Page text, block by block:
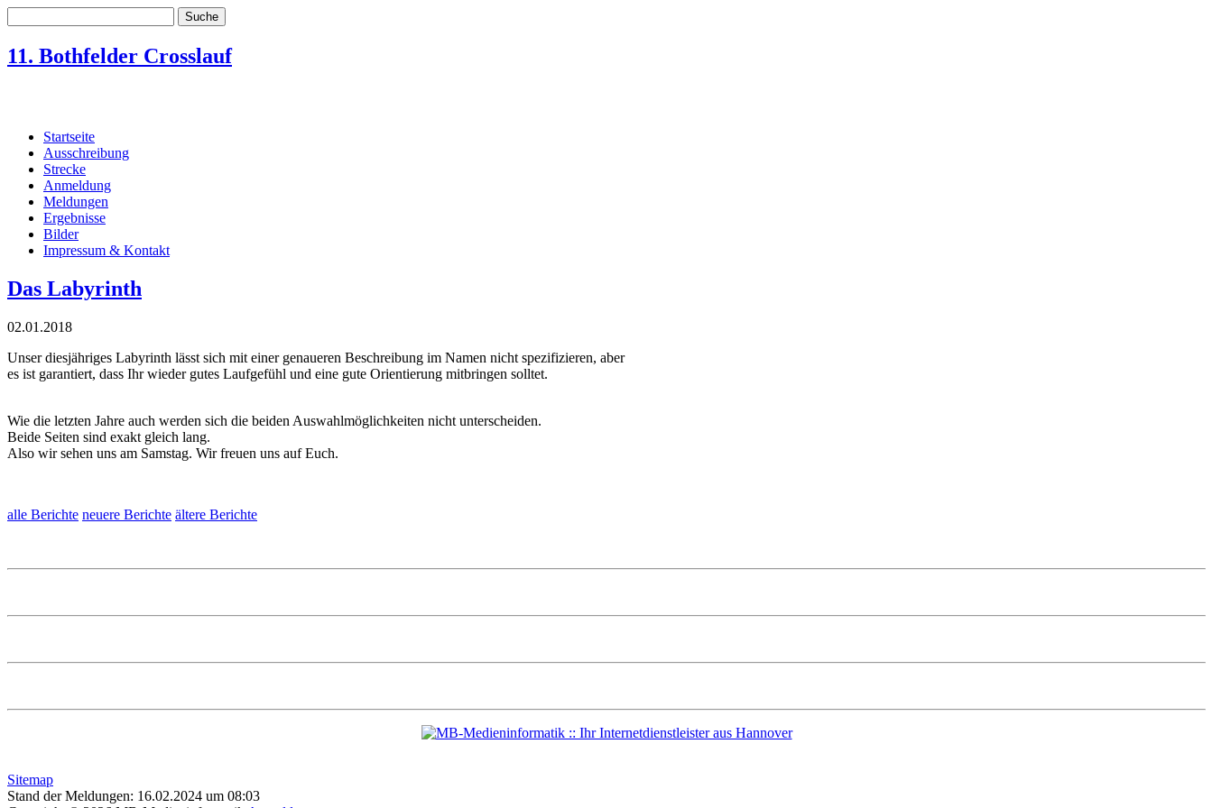
11. Bothfelder Crosslauf
Startseite
Ausschreibung
Strecke
Anmeldung
Meldungen
Ergebnisse
Bilder
Impressum & Kontakt
Das Labyrinth
02.01.2018
Unser diesjähriges Labyrinth lässt sich mit einer genaueren Beschreibung im Namen nicht spezifizieren, aber
es ist garantiert, dass Ihr wieder gutes Laufgefühl und eine gute Orientierung mitbringen solltet.
Wie die letzten Jahre auch werden sich die beiden Auswahlmöglichkeiten nicht unterscheiden.
Beide Seiten sind exakt gleich lang.
Also wir sehen uns am Samstag. Wir freuen uns auf Euch.
alle Berichte neuere Berichte ältere Berichte
Sitemap
Stand der Meldungen: 16.02.2024 um 08:03